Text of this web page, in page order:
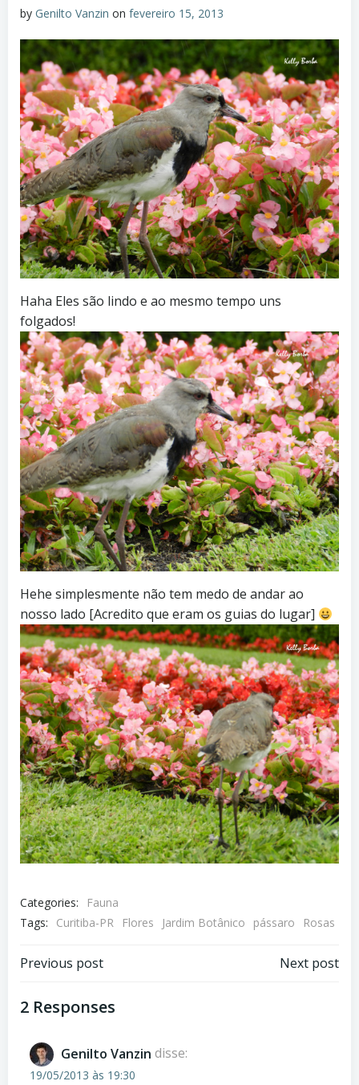
by Genilto Vanzin on fevereiro 15, 2013
Haha Eles são lindo e ao mesmo tempo uns
folgados!
Hehe simplesmente não tem medo de andar ao
nosso lado [Acredito que eram os guias do lugar]
Categories:
Fauna
Tags:
Curitiba-PR Flores Jardim Botânico pássaro Rosas
Post
navigation
Previous post Next post
2 Responses
Genilto Vanzin disse:
19/05/2013 às 19:30